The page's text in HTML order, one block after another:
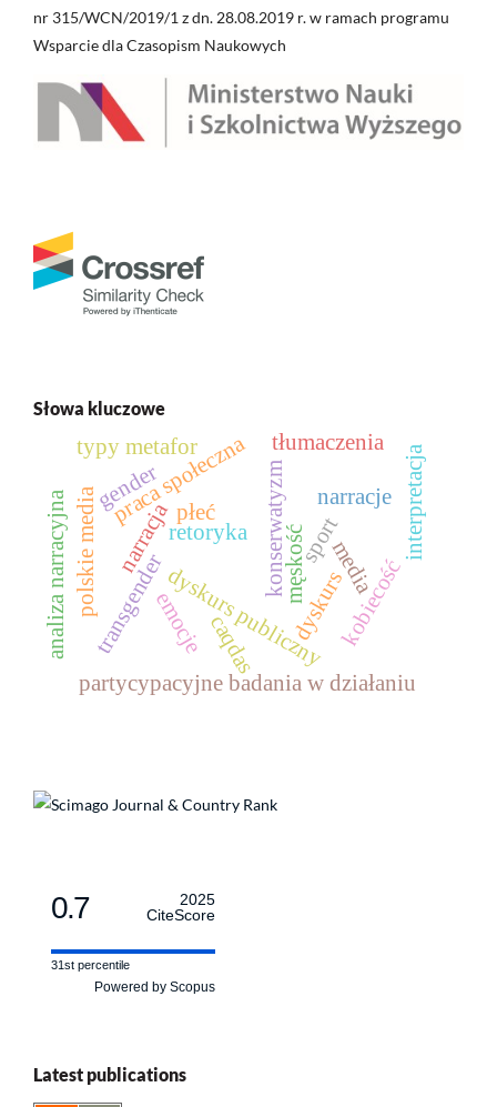
nr 315/WCN/2019/1 z dn. 28.08.2019 r. w ramach programu
Wsparcie dla Czasopism Naukowych
Słowa kluczowe
konserwatyzm
dyskurs publiczny
retoryka
narracje
media
partycypacyjne badania w działaniu
narracja
praca społeczna
męskość kobiecość
płeć
gender
transgender
polskie media sport
dyskurs
analiza narracyjna caqdas
interpretacja
typy metafor tłumaczenia
emocje
0.7
2025
CiteScore
31st percentile
Powered by Scopus
Latest publications